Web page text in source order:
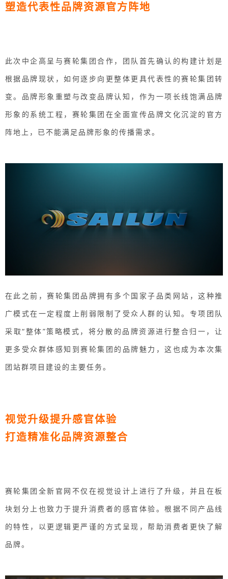
塑造代表性品牌资源官方阵地
此次中企高呈与赛轮集团合作，团队首先确认的构建计划是
根据品牌现状，如何逐步向更整体更具代表性的赛轮集团转
变。品牌形象重塑与改变品牌认知，作为一项长线饱满品牌
形象的系统工程，赛轮集团在全面宣传品牌文化沉淀的官方
阵地上，已不能满足品牌形象的传播需求。
在此之前，赛轮集团品牌拥有多个国家子品类网站，这种推
广模式在一定程度上削弱限制了受众人群的认知。专项团队
采取“整体”策略模式，将分散的品牌资源进行整合归一，让
更多受众群体感知到赛轮集团的品牌魅力，这也成为本次集
团站群项目建设的主要任务。
视觉升级提升感官体验
打造精准化品牌资源整合
赛轮集团全新官网不仅在视觉设计上进行了升级，并且在板
块划分上也致力于提升消费者的感官体验。根据不同产品线
的特性，以更逻辑更严谨的方式呈现，帮助消费者更快了解
品牌。